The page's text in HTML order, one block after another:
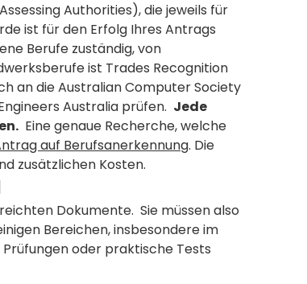
Authorities), die jeweils für
ist für den Erfolg Ihres Antrags
Berufe zuständig, von
ist Trades Recognition
an die Australian Computer Society
Australia prüfen. Jede
  Eine genaue Recherche, welche
auf Berufsanerkennung. Die
zusätzlichen Kosten.
Dokumente.  Sie müssen also
Bereichen, insbesondere im
oder praktische Tests